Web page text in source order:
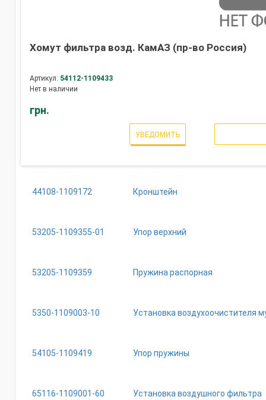
Хомут фильтра возд. КамАЗ (пр-во Россия)
Артикул: 54112-1109433
Нет в наличии
грн.
УВЕДОМИТЬ
44108-1109172 Кронштейн
53205-1109355-01 Упор верхний
53205-1109359 Пружина распорная
5350-1109003-10 Установка воздухоочистителя
54105-1109419 Упор пружины
65116-1109001-60 Установка воздушного фильтра